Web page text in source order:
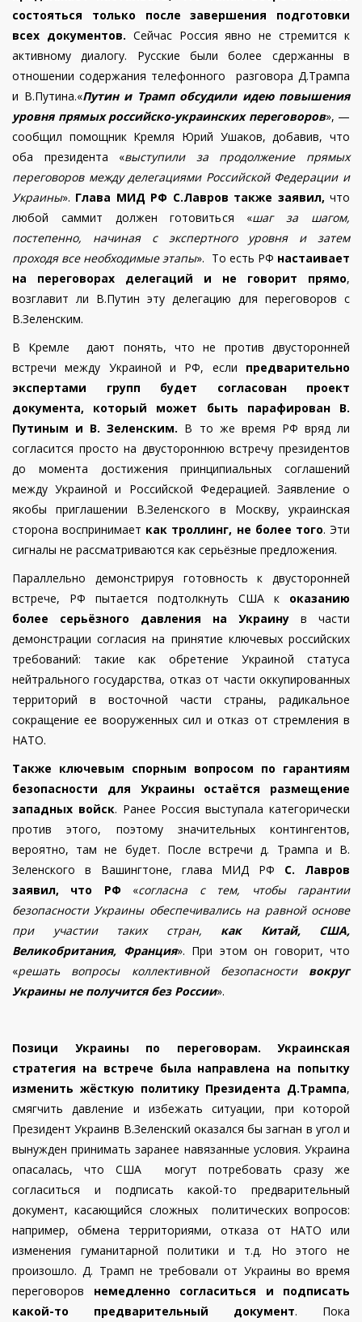
состояться только после завершения подготовки
всех документов. Сейчас Россия явно не стремится к
активному диалогу. Русские были более сдержанны в
отношении содержания телефонного разговора Д.Трампа
и В.Путина.«Путин и Трамп обсудили идею повышения
уровня прямых российско-украинских переговоров», —
сообщил помощник Кремля Юрий Ушаков, добавив, что
оба президента «выступили за продолжение прямых
переговоров между делегациями Российской Федерации и
Украины». Глава МИД РФ С.Лавров также заявил, что
любой саммит должен готовиться «шаг за шагом,
постепенно, начиная с экспертного уровня и затем
проходя все необходимые этапы». То есть РФ настаивает
на переговорах делегаций и не говорит прямо,
возглавит ли В.Путин эту делегацию для переговоров с
В.Зеленским.
В Кремле дают понять, что не против двусторонней
встречи между Украиной и РФ, если предварительно
экспертами групп будет согласован проект
документа, который может быть парафирован В.
Путиным и В. Зеленским. В то же время РФ вряд ли
согласится просто на двустороннюю встречу президентов
до момента достижения принципиальных соглашений
между Украиной и Российской Федерацией. Заявление о
якобы приглашении В.Зеленского в Москву, украинская
сторона воспринимает как троллинг, не более того. Эти
сигналы не рассматриваются как серьёзные предложения.
Параллельно демонстрируя готовность к двусторонней
встрече, РФ пытается подтолкнуть США к оказанию
более серьёзного давления на Украину в части
демонстрации согласия на принятие ключевых российских
требований: такие как обретение Украиной статуса
нейтрального государства, отказ от части оккупированных
территорий в восточной части страны, радикальное
сокращение ее вооруженных сил и отказ от стремления в
НАТО.
Также ключевым спорным вопросом по гарантиям
безопасности для Украины остаётся размещение
западных войск. Ранее Россия выступала категорически
против этого, поэтому значительных контингентов,
вероятно, там не будет. После встречи д. Трампа и В.
Зеленского в Вашингтоне, глава МИД РФ С. Лавров
заявил, что РФ «согласна с тем, чтобы гарантии
безопасности Украины обеспечивались на равной основе
при участии таких стран, как Китай, США,
Великобритания, Франция». При этом он говорит, что
«решать вопросы коллективной безопасности вокруг
Украины не получится без России».
Позици Украины по переговорам. Украинская
стратегия на встрече была направлена на попытку
изменить жёсткую политику Президента Д.Трампа,
смягчить давление и избежать ситуации, при которой
Президент Украинв В.Зеленский оказался бы загнан в угол и
вынужден принимать заранее навязанные условия. Украина
опасалась, что США могут потребовать сразу же
согласиться и подписать какой-то предварительный
документ, касающийся сложных политических вопросов:
например, обмена территориями, отказа от НАТО или
изменения гуманитарной политики и т.д. Но этого не
произошло. Д. Трамп не требовали от Украины во время
переговоров немедленно согласиться и подписать
какой-то предварительный документ. Пока